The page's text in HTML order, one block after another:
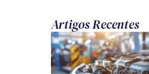
Artigos Recentes